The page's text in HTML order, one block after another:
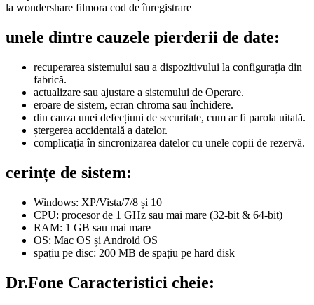
la wondershare filmora cod de înregistrare
unele dintre cauzele pierderii de date:
recuperarea sistemului sau a dispozitivului la configurația din
fabrică.
actualizare sau ajustare a sistemului de Operare.
eroare de sistem, ecran chroma sau închidere.
din cauza unei defecțiuni de securitate, cum ar fi parola uitată.
ștergerea accidentală a datelor.
complicația în sincronizarea datelor cu unele copii de rezervă.
cerințe de sistem:
Windows: XP/Vista/7/8 și 10
CPU: procesor de 1 GHz sau mai mare (32-bit & 64-bit)
RAM: 1 GB sau mai mare
OS: Mac OS și Android OS
spațiu pe disc: 200 MB de spațiu pe hard disk
Dr.Fone Caracteristici cheie: